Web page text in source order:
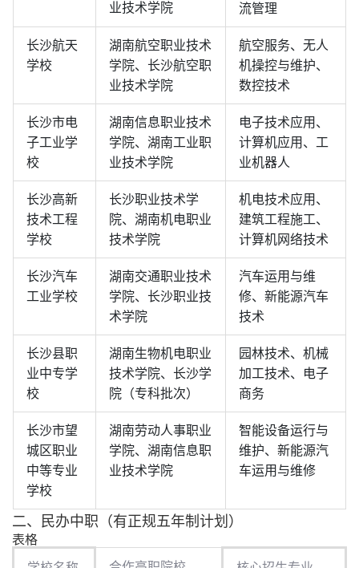
业技术学院
流管理
长沙航天
学校
湖南航空职业技术
学院、长沙航空职
业技术学院
航空服务、无人
机操控与维护、
数控技术
长沙市电
子工业学
校
湖南信息职业技术
学院、湖南工业职
业技术学院
电子技术应用、
计算机应用、工
业机器人
长沙高新
技术工程
学校
长沙职业技术学
院、湖南机电职业
技术学院
机电技术应用、
建筑工程施工、
计算机网络技术
长沙汽车
工业学校
湖南交通职业技术
学院、长沙职业技
术学院
汽车运用与维
修、新能源汽车
技术
长沙县职
业中专学
校
湖南生物机电职业
技术学院、长沙学
院（专科批次）
园林技术、机械
加工技术、电子
商务
长沙市望
城区职业
中等专业
学校
湖南劳动人事职业
学院、湖南信息职
业技术学院
智能设备运行与
维护、新能源汽
车运用与维修
二、民办中职（有正规五年制计划）
表格